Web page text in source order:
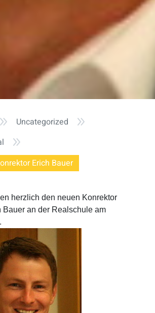
9 Uncategorized 9
9
Erich Bauer
herzlich den neuen Konrektor
Bauer an der Realschule am